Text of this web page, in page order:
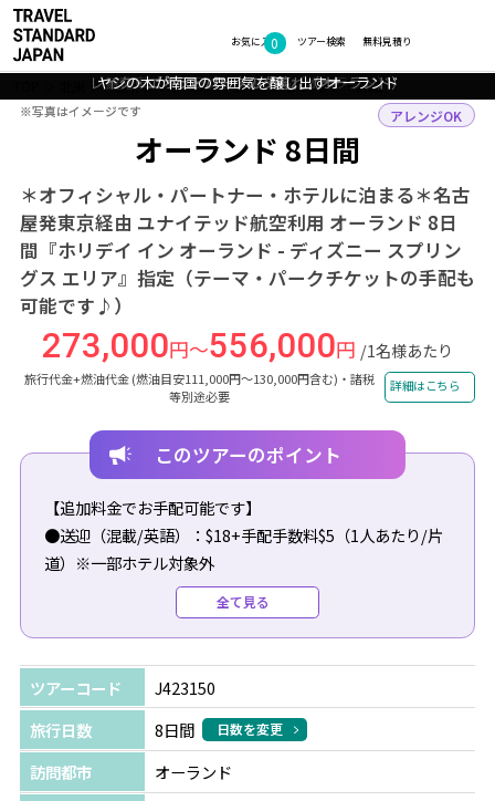
お気に入り
0 無料見積り
ツアー検索
北米・中南米 アメリカ オーランド ツアー詳細
オーランド 8日間
＊オフィシャル・パートナー・ホテルに泊まる＊名古
屋発東京経由 ユナイテッド航空利用 オーランド 8日
間『ホリデイ イン オーランド - ディズニー スプリン
グス エリア』指定（テーマ・パークチケットの手配も
可能です♪）
アレンジOK
273,000円～556,000円 /1名様あたり
旅行代金+燃油代金 (燃油目安111,000円～130,000円含む)・諸税
等別途必要
詳細はこちら
エオラ湖と高層ビル群（オーランド）
観覧車「オーランド・アイ」（オーランド）
レイク・エオラ・パークの夕暮れ（オーランド）
ヤシの木が南国の雰囲気を醸し出すオーランド
フォトギャラリー
※写真はイメージです
※写真はイメージです
このツアーのポイント
【追加料金でお手配可能です】
●送迎（混載/英語）：$18+手配手数料$5（1人あたり/片
道）※一部ホテル対象外
●往路送迎（専用車/日本語/ホテルチェックインアシスト
付）：$300（1台あたり）
●復路送迎（専用車/日本語/空港チェックインアシスト
付）：$290（1台あたり）
＼今だけの特典！／
ウォルト・ディズニー・ワールド パークチケットをご購入
の方へ
全て見る
ツアーコード
J423150
旅行日数
8日間 日数を変更
訪問都市
オーランド